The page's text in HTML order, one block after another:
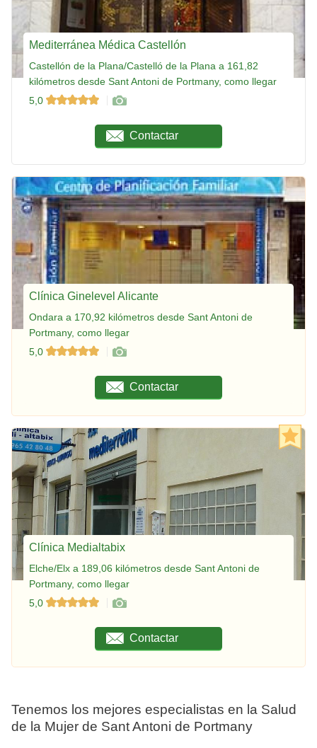
Mediterránea Médica Castellón
Castellón de la Plana/Castelló de la Plana a 161,82
kilómetros desde Sant Antoni de Portmany, como llegar
5,0
Contactar
Clínica Ginelevel Alicante
Ondara a 170,92 kilómetros desde Sant Antoni de
Portmany, como llegar
5,0
Contactar
Clínica Medialtabix
Elche/Elx a 189,06 kilómetros desde Sant Antoni de
Portmany, como llegar
5,0
Contactar
Tenemos los mejores especialistas en la Salud
de la Mujer de Sant Antoni de Portmany